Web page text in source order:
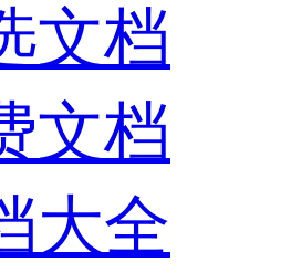
文档
文档
大全